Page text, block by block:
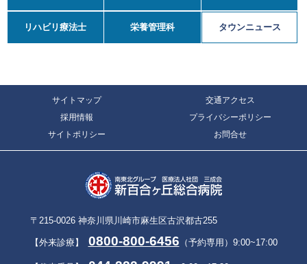
リハビリ療法士 栄養管理科 タウンニュース
サイトマップ 交通アクセス
採用情報 プライバシーポリシー
サイトポリシー お問合せ
〒215-0026 神奈川県川崎市麻生区古沢都古255
【外来診療】 0800-800-6456 （予約専用）9:00~17:00